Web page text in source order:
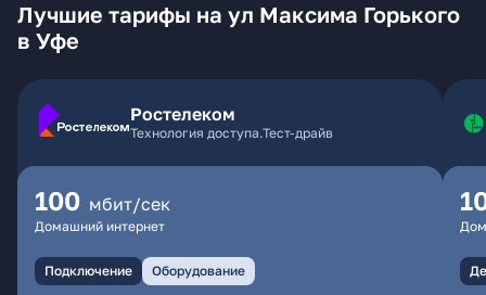
Лучшие тарифы на ул Максима Горького
в Уфе
Ростелеком
Технология доступа.Тест-драйв
100 мбит/сек
Домашний интернет
Подключение Оборудование